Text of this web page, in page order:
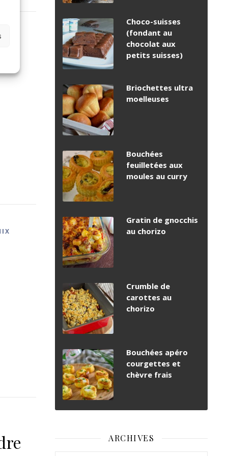
Choco-suisses
(fondant au
chocolat aux
petits suisses)
Briochettes ultra
moelleuses
Bouchées
feuilletées aux
moules au curry
Gratin de gnocchis
au chorizo
Crumble de
carottes au
chorizo
Bouchées apéro
courgettes et
chèvre frais
ARCHIVES